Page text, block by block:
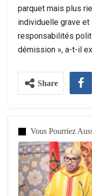
parquet mais plus
individuelle grave
responsabilités
démission », a-t-il
Share
Vous Pourriez